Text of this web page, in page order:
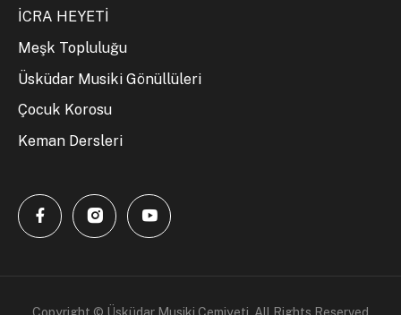
İCRA HEYETİ
Meşk Topluluğu
Üsküdar Musiki Gönüllüleri
Çocuk Korosu
Keman Dersleri
Copyright © Üsküdar Musiki Cemiyeti. All Rights Reserved